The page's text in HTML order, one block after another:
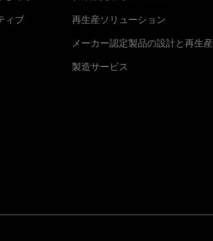
ィブ 再生産ソリューション
メーカー認定製品の設計と再生産
製造サービス